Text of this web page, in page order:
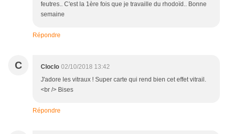
feutres.. C'est la 1ère fois que je travaille du rhodoïd.. Bonne
semaine
Répondre
C Cloclo 02/10/2018 13:42
J'adore les vitraux ! Super carte qui rend bien cet effet vitrail.
<br /> Bises
Répondre